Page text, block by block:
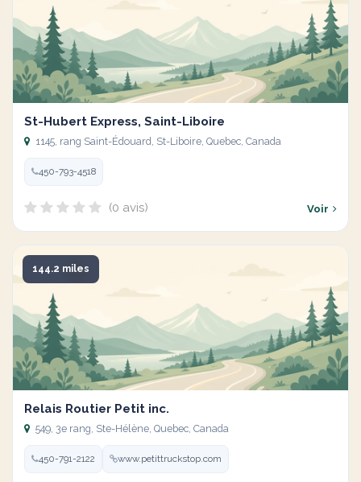
St-Hubert Express, Saint-Liboire
1145, rang Saint-Édouard, St-Liboire, Quebec, Canada
450-793-4518
(0 avis) Voir
144.2 miles
Relais Routier Petit inc.
549, 3e rang, Ste-Hélène, Quebec, Canada
450-791-2122 www.petittruckstop.com